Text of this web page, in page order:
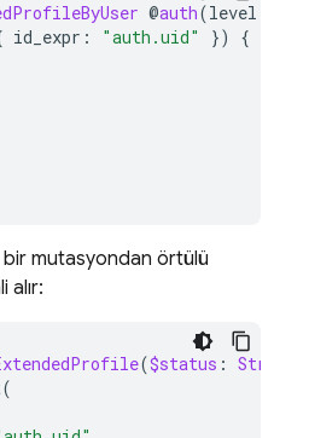
@auth(level
id_expr : "auth.uid" })
{
bir mutasyondan örtülü
alır:
($status : String
(